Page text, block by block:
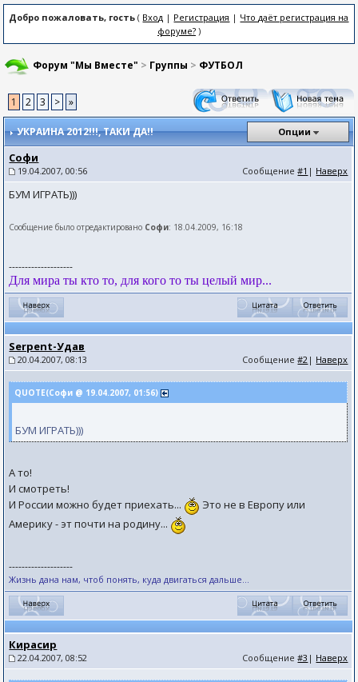
Добро пожаловать, гость ( Вход | Регистрация | Что даёт регистрация на
форуме?)
Форум "Мы Вместе" > Группы > ФУТБОЛ
1 2 3 > »
УКРАИНА 2012!!!, ТАКИ ДА!! Опции
Софи
19.04.2007, 00:56 Сообщение#1 | Наверх
БУМ ИГРАТЬ)))
Сообщение было отредактировано Софи: 18.04.2009, 16:18
--------------------
Для мира ты кто то, для кого то ты целый мир...
Serpent-Удав
20.04.2007, 08:13 Сообщение#2 | Наверх
QUOTE(Софи @ 19.04.2007, 01:56)
БУМ ИГРАТЬ)))
А то!
И смотреть!
И России можно будет приехать...
Это не в Европу или
Америку - эт почти на родину...
--------------------
Жизнь дана нам, чтоб понять, куда двигаться дальше...
Кирасир
22.04.2007, 08:52 Сообщение#3 | Наверх